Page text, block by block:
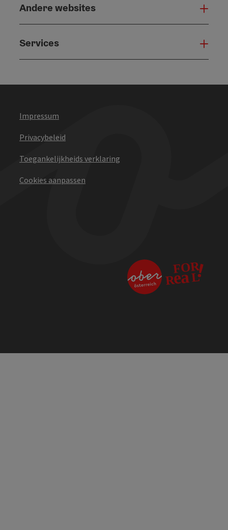
Andere websites
Services
Impressum
Privacybeleid
Toegankelijkheids verklaring
Cookies aanpassen